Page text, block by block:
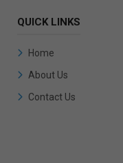
QUICK LINKS
Home
About Us
Contact Us